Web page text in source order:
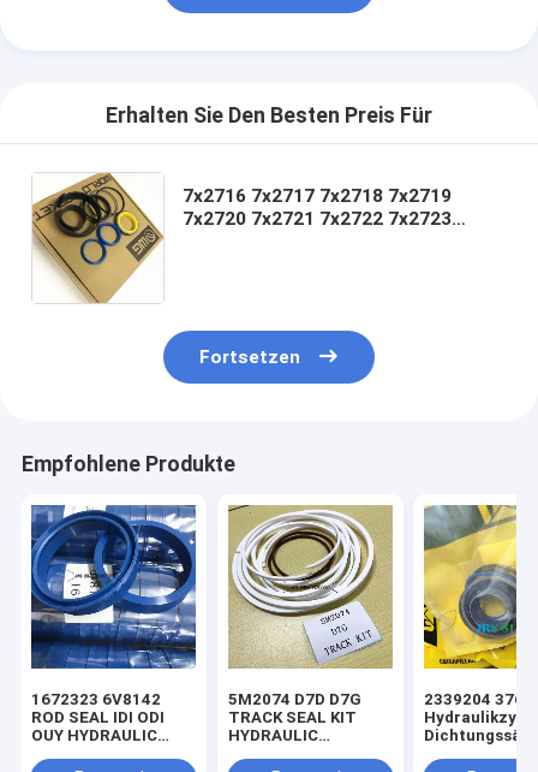
Erhalten Sie Den Besten Preis Für
7x2716 7x2717 7x2718 7x2719
7x2720 7x2721 7x2722 7x2723
Fortsetzen
Empfohlene Produkte
1672323 6V8142
ROD SEAL IDI ODI
OUY HYDRAULIC
5M2074 D7D D7G
TRACK SEAL KIT
HYDRAULIC
2339204